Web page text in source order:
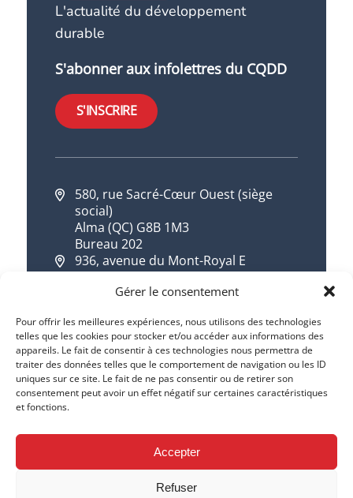
Gérer le consentement
Pour offrir les meilleures expériences, nous utilisons des technologies
telles que les cookies pour stocker et/ou accéder aux informations des
appareils. Le fait de consentir à ces technologies nous permettra de
traiter des données telles que le comportement de navigation ou les ID
uniques sur ce site. Le fait de ne pas consentir ou de retirer son
consentement peut avoir un effet négatif sur certaines caractéristiques
et fonctions.
Accepter
Refuser
L'actualité du développement
durable
S'abonner aux infolettres du CQDD
S'INSCRIRE
580, rue Sacré-Cœur Ouest (siège
social)
Alma (QC) G8B 1M3
Bureau 202
936, avenue du Mont-Royal E
Montréal (QC) H2J 1X2
418 668-7533
1 844 668-7533
info@cqdd.qc.ca